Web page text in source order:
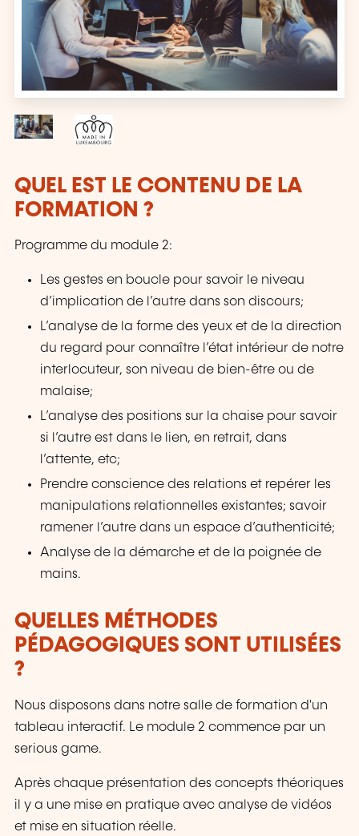
QUEL EST LE CONTENU DE LA
FORMATION ?
Programme du module 2:
Les gestes en boucle pour savoir le niveau
d’implication de l’autre dans son discours;
L’analyse de la forme des yeux et de la direction
du regard pour connaître l’état intérieur de notre
interlocuteur, son niveau de bien-être ou de
malaise;
L’analyse des positions sur la chaise pour savoir
si l’autre est dans le lien, en retrait, dans
l’attente, etc;
Prendre conscience des relations et repérer les
manipulations relationnelles existantes; savoir
ramener l’autre dans un espace d’authenticité;
Analyse de la démarche et de la poignée de
mains.
QUELLES MÉTHODES
PÉDAGOGIQUES SONT UTILISÉES
?
Nous disposons dans notre salle de formation d'un
tableau interactif. Le module 2 commence par un
serious game.
Après chaque présentation des concepts théoriques
il y a une mise en pratique avec analyse de vidéos
et mise en situation réelle.